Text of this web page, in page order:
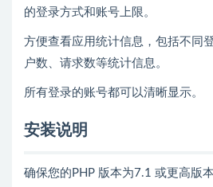
的登录方式和账号上限。
方便查看应用统计信息，包括不同
户数、请求数等统计信息。
所有登录的账号都可以清晰显示。
安装说明
确保您的PHP 版本为7.1 或更高版